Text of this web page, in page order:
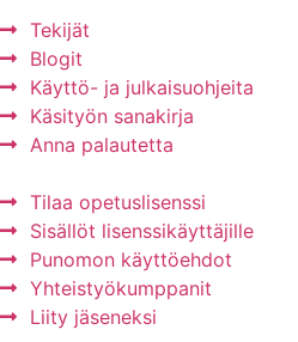
Tekijät
Blogit
Käyttö- ja julkaisuohjeita
Käsityön sanakirja
Anna palautetta
Tilaa opetuslisenssi
Sisällöt lisenssikäyttäjille
Punomon käyttöehdot
Yhteistyökumppanit
Liity jäseneksi